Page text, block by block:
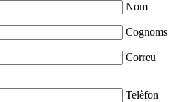
Nom
Cognoms
Correu
Telèfon